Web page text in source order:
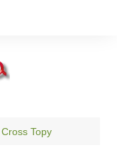
Cross Topy